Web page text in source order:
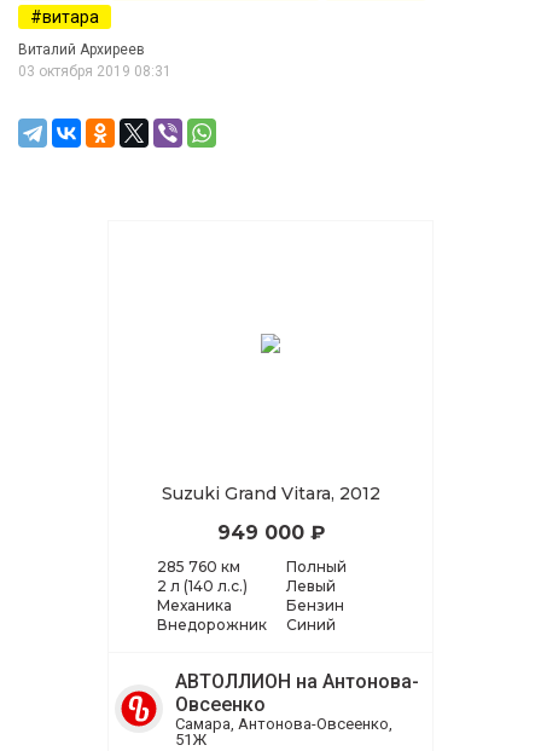
витара
Виталий Архиреев
03 октября 2019 08:31
Suzuki Grand Vitara, 2012
949 000 ₽
285 760 км
2 л (140 л.с.)
Механика
Внедорожник
Полный
Левый
Бензин
Синий
АВТОЛЛИОН на Антонова-
Овсеенко
Самара, Антонова-Овсеенко,
51Ж